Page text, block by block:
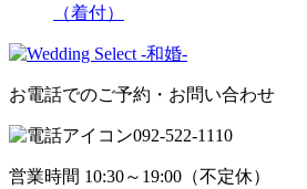
（着付）
お電話でのご予約・お問い合わせ
092-522-1110
営業時間 10:30～19:00（不定休）